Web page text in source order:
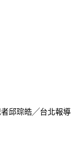
者邱琮皓╱台北報導